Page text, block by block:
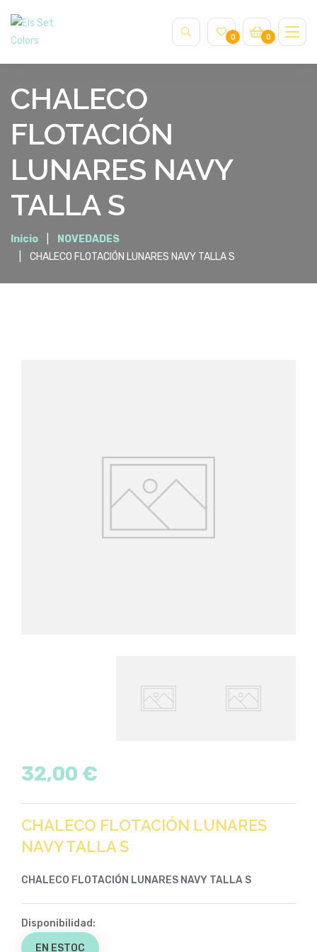
0 0
CHALECO
FLOTACIÓN
LUNARES NAVY
TALLA S
Inicio
NOVEDADES
CHALECO FLOTACIÓN LUNARES NAVY TALLA S
32,00 €
CHALECO FLOTACIÓN LUNARES
NAVY TALLA S
CHALECO FLOTACIÓN LUNARES NAVY TALLA S
Disponibilidad:
EN ESTOC